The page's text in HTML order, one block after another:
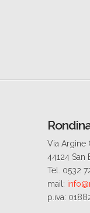
Via Argine
44124 San
Tel. 0532
mail:
p.iva: